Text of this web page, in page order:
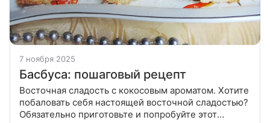
7 ноября 2025
Басбуса: пошаговый рецепт
Восточная сладость с кокосовым ароматом. Хотите
побаловать себя настоящей восточной сладостью?
Обязательно приготовьте и попробуйте этот